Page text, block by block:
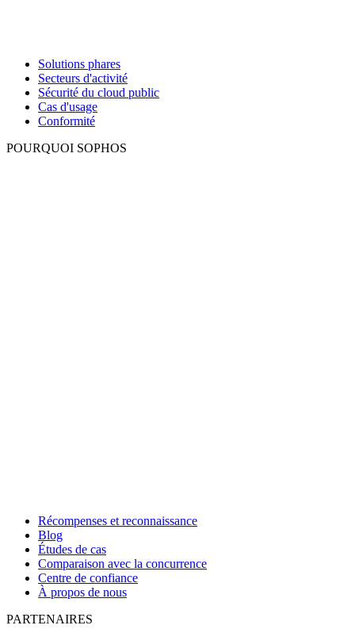
Solutions phares
Secteurs d'activité
Sécurité du cloud public
Cas d'usage
Conformité
POURQUOI SOPHOS
Récompenses et reconnaissance
Blog
Études de cas
Comparaison avec la concurrence
Centre de confiance
À propos de nous
PARTENAIRES